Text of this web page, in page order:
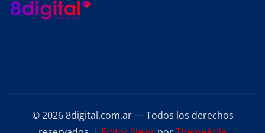
© 2026 8digital.com.ar — Todos los derechos